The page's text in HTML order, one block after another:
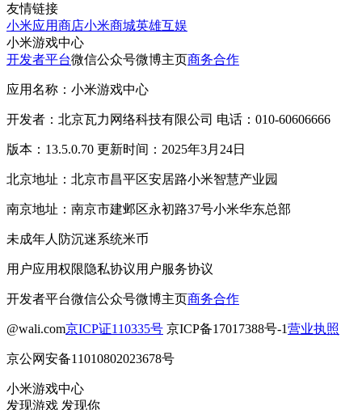
友情链接
小米应用商店小米商城英雄互娱
小米游戏中心
开发者平台微信公众号微博主页商务合作
应用名称：小米游戏中心
开发者：北京瓦力网络科技有限公司 电话：010-60606666
版本：13.5.0.70 更新时间：2025年3月24日
北京地址：北京市昌平区安居路小米智慧产业园
南京地址：南京市建邺区永初路37号小米华东总部
未成年人防沉迷系统米币
用户应用权限隐私协议用户服务协议
开发者平台微信公众号微博主页商务合作
@wali.com京ICP证110335号 京ICP备17017388号-1营业执照
京公网安备11010802023678号
小米游戏中心
发现游戏 发现你